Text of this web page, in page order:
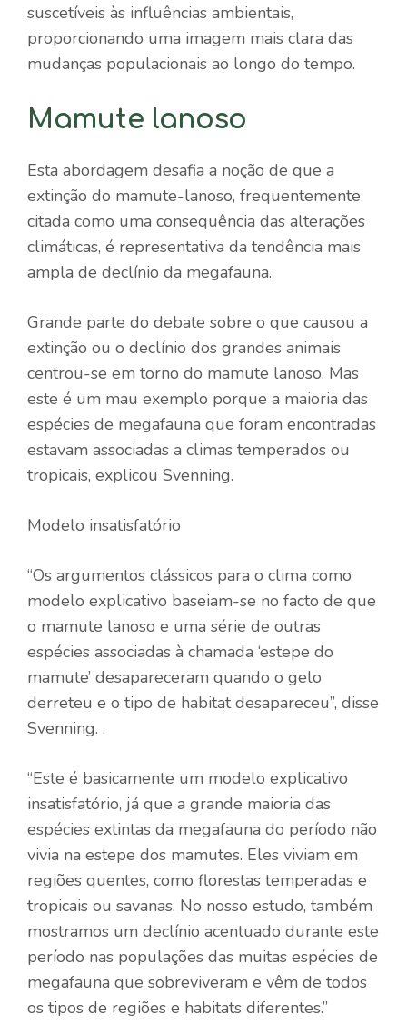
suscetíveis às influências ambientais,
proporcionando uma imagem mais clara das
mudanças populacionais ao longo do tempo.
Mamute lanoso
Esta abordagem desafia a noção de que a
extinção do mamute-lanoso, frequentemente
citada como uma consequência das alterações
climáticas, é representativa da tendência mais
ampla de declínio da megafauna.
Grande parte do debate sobre o que causou a
extinção ou o declínio dos grandes animais
centrou-se em torno do mamute lanoso. Mas
este é um mau exemplo porque a maioria das
espécies de megafauna que foram encontradas
estavam associadas a climas temperados ou
tropicais, explicou Svenning.
Modelo insatisfatório
“Os argumentos clássicos para o clima como
modelo explicativo baseiam-se no facto de que
o mamute lanoso e uma série de outras
espécies associadas à chamada ‘estepe do
mamute’ desapareceram quando o gelo
derreteu e o tipo de habitat desapareceu”, disse
Svenning. .
“Este é basicamente um modelo explicativo
insatisfatório, já que a grande maioria das
espécies extintas da megafauna do período não
vivia na estepe dos mamutes. Eles viviam em
regiões quentes, como florestas temperadas e
tropicais ou savanas. No nosso estudo, também
mostramos um declínio acentuado durante este
período nas populações das muitas espécies de
megafauna que sobreviveram e vêm de todos
os tipos de regiões e habitats diferentes.”